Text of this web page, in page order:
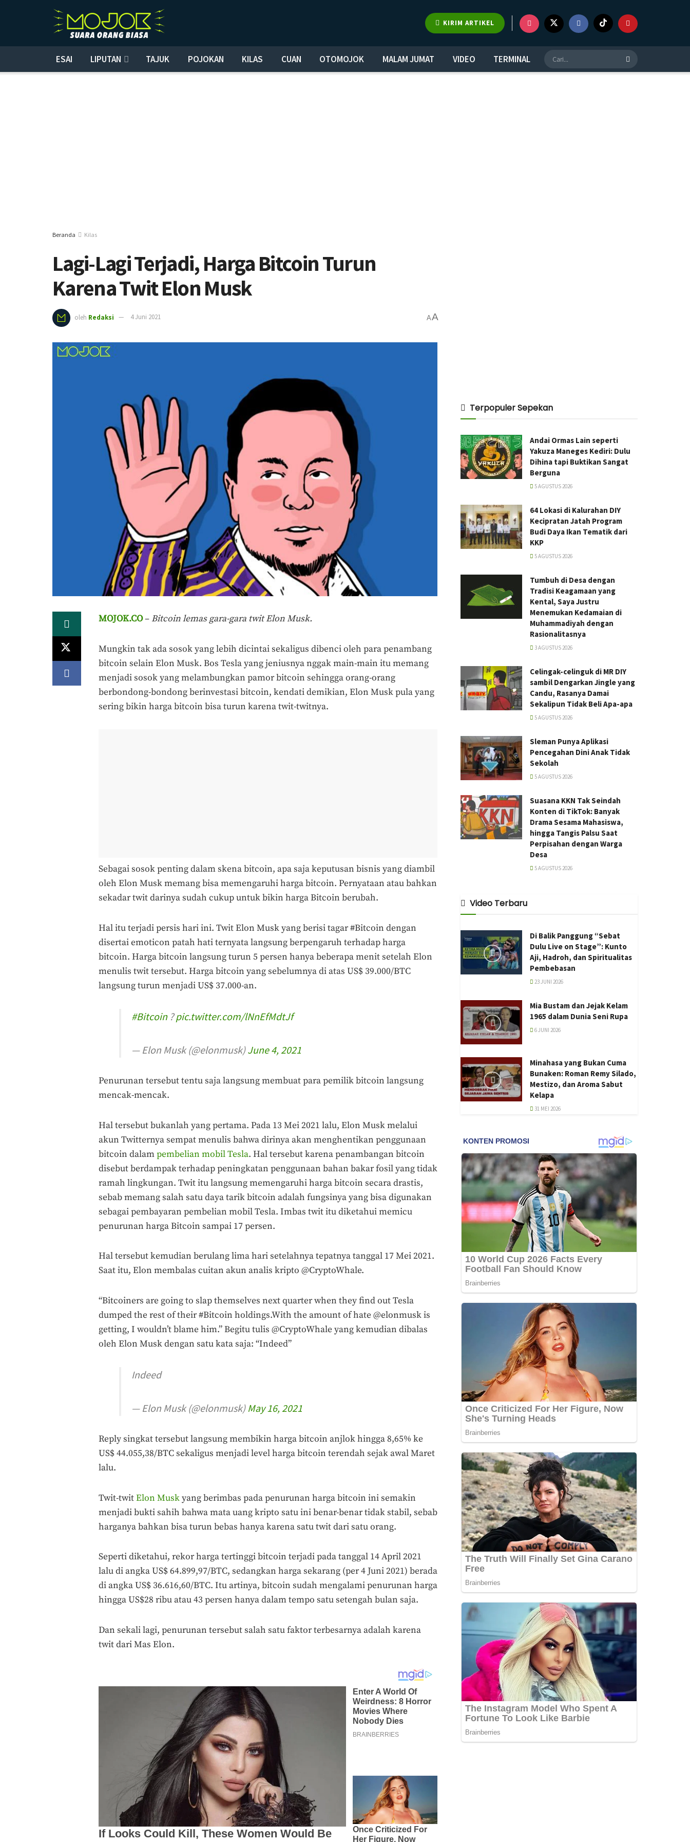
KIRIM ARTIKEL
ESAI LIPUTAN TAJUK POJOKAN KILAS CUAN OTOMOJOK MALAM JUMAT VIDEO TERMINAL
Beranda Kilas
Lagi-Lagi Terjadi, Harga Bitcoin Turun
Karena Twit Elon Musk
oleh Redaksi 4 Juni 2021 AA
MOJOK.CO– Bitcoin lemas gara-gara twit Elon Musk.
Mungkin tak ada sosok yang lebih dicintai sekaligus dibenci oleh para penambang
bitcoin selain Elon Musk. Bos Tesla yang jeniusnya nggak main-main itu memang
menjadi sosok yang melambungkan pamor bitcoin sehingga orang-orang
berbondong-bondong berinvestasi bitcoin, kendati demikian, Elon Musk pula yang
sering bikin harga bitcoin bisa turun karena twit-twitnya.
Sebagai sosok penting dalam skena bitcoin, apa saja keputusan bisnis yang diambil
oleh Elon Musk memang bisa memengaruhi harga bitcoin. Pernyataan atau bahkan
sekadar twit darinya sudah cukup untuk bikin harga Bitcoin berubah.
Hal itu terjadi persis hari ini. Twit Elon Musk yang berisi tagar #Bitcoin dengan
disertai emoticon patah hati ternyata langsung berpengaruh terhadap harga
bitcoin. Harga bitcoin langsung turun 5 persen hanya beberapa menit setelah Elon
menulis twit tersebut. Harga bitcoin yang sebelumnya di atas US$ 39.000/BTC
langsung turun menjadi US$ 37.000-an.
#Bitcoin?pic.twitter.com/lNnEfMdtJf
— Elon Musk (@elonmusk)June 4, 2021
Penurunan tersebut tentu saja langsung membuat para pemilik bitcoin langsung
mencak-mencak.
Hal tersebut bukanlah yang pertama. Pada 13 Mei 2021 lalu, Elon Musk melalui
akun Twitternya sempat menulis bahwa dirinya akan menghentikan penggunaan
bitcoin dalampembelian mobil Tesla. Hal tersebut karena penambangan bitcoin
disebut berdampak terhadap peningkatan penggunaan bahan bakar fosil yang tidak
ramah lingkungan. Twit itu langsung memengaruhi harga bitcoin secara drastis,
sebab memang salah satu daya tarik bitcoin adalah fungsinya yang bisa digunakan
sebagai pembayaran pembelian mobil Tesla. Imbas twit itu diketahui memicu
penurunan harga Bitcoin sampai 17 persen.
Hal tersebut kemudian berulang lima hari setelahnya tepatnya tanggal 17 Mei 2021.
Saat itu, Elon membalas cuitan akun analis kripto @CryptoWhale.
“Bitcoiners are going to slap themselves next quarter when they find out Tesla
dumped the rest of their #Bitcoin holdings.With the amount of hate @elonmusk is
getting, I wouldn’t blame him.” Begitu tulis @CryptoWhale yang kemudian dibalas
oleh Elon Musk dengan satu kata saja: “Indeed”
Indeed
— Elon Musk (@elonmusk) May 16, 2021
Reply singkat tersebut langsung membikin harga bitcoin anjlok hingga 8,65% ke
US$ 44.055,38/BTC sekaligus menjadi level harga bitcoin terendah sejak awal Maret
lalu.
Twit-twitElon Muskyang berimbas pada penurunan harga bitcoin ini semakin
menjadi bukti sahih bahwa mata uang kripto satu ini benar-benar tidak stabil, sebab
harganya bahkan bisa turun bebas hanya karena satu twit dari satu orang.
Seperti diketahui, rekor harga tertinggi bitcoin terjadi pada tanggal 14 April 2021
lalu di angka US$ 64.899,97/BTC, sedangkan harga sekarang (per 4 Juni 2021) berada
di angka US$ 36.616,60/BTC. Itu artinya, bitcoin sudah mengalami penurunan harga
hingga US$28 ribu atau 43 persen hanya dalam tempo satu setengah bulan saja.
Dan sekali lagi, penurunan tersebut salah satu faktor terbesarnya adalah karena
twit dari Mas Elon.
Terpopuler Sepekan
Andai Ormas Lain seperti
Yakuza Maneges Kediri: Dulu
Dihina tapi Buktikan Sangat
Berguna
5 AGUSTUS 2026
64 Lokasi di Kalurahan DIY
Kecipratan Jatah Program
Budi Daya Ikan Tematik dari
KKP
5 AGUSTUS 2026
Tumbuh di Desa dengan
Tradisi Keagamaan yang
Kental, Saya Justru
Menemukan Kedamaian di
Muhammadiyah dengan
Rasionalitasnya
3 AGUSTUS 2026
Celingak-celinguk di MR DIY
sambil Dengarkan Jingle yang
Candu, Rasanya Damai
Sekalipun Tidak Beli Apa-apa
5 AGUSTUS 2026
Sleman Punya Aplikasi
Pencegahan Dini Anak Tidak
Sekolah
5 AGUSTUS 2026
Suasana KKN Tak Seindah
Konten di TikTok: Banyak
Drama Sesama Mahasiswa,
hingga Tangis Palsu Saat
Perpisahan dengan Warga
Desa
5 AGUSTUS 2026
Video Terbaru
Di Balik Panggung “Sebat
Dulu Live on Stage”: Kunto
Aji, Hadroh, dan Spiritualitas
Pembebasan
23 JUNI 2026
Mia Bustam dan Jejak Kelam
1965 dalam Dunia Seni Rupa
6 JUNI 2026
Minahasa yang Bukan Cuma
Bunaken: Roman Remy Silado,
Mestizo, dan Aroma Sabut
Kelapa
31 MEI 2026